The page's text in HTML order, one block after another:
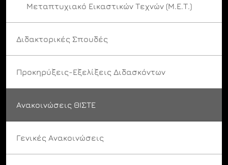
Μεταπτυχιακό Εικαστικών Τεχνών (Μ.Ε.Τ.)
Διδακτορικές Σπουδές
Προκηρύξεις-Εξελίξεις Διδασκόντων
Ανακοινώσεις ΘΙΣΤΕ
Γενικές Ανακοινώσεις